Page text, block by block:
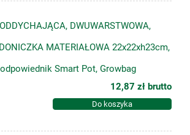
DWUWARSTWOWA,
MATERIAŁOWA 22x22xh23cm,
Smart Pot, Growbag
12,87 zł brutto
Do koszyka